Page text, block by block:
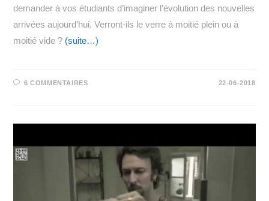
demander à vos étudiants d’imaginer l’évolution des nouvelles
arrivées aujourd’hui. Verront-ils le verre à moitié plein ou à
moitié vide ? (suite…)
6 COMMENTAIRES 22-06-2018